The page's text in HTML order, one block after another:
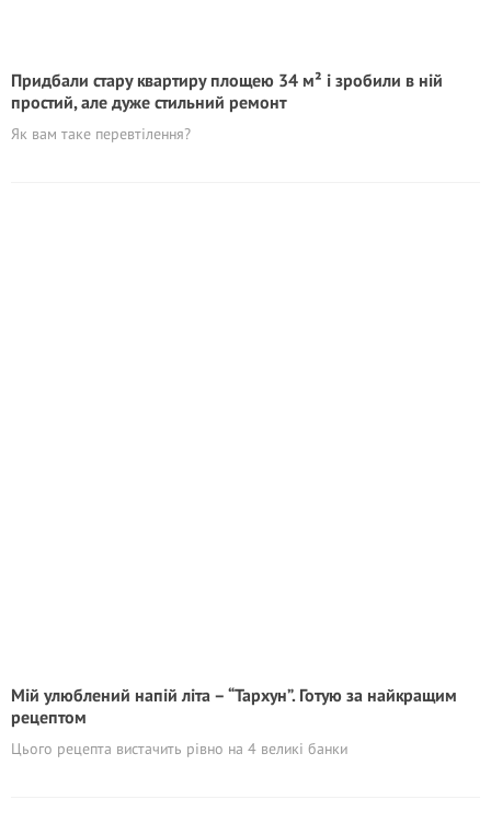
Придбали стару квартиру площею 34 м² і зробили в ній
простий, але дуже стильний ремонт
Як вам таке перевтілення?
Мій улюблений напій літа – “Тархун”. Готую за найкращим
рецептом
Цього рецепта вистачить рівно на 4 великі банки